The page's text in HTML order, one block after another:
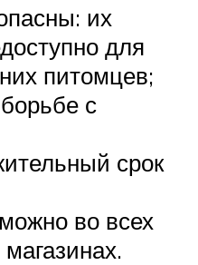
их
для
питомцев;
с
срок
во всех